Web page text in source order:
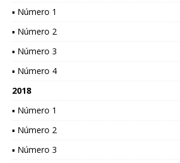
▪ Número 1
▪ Número 2
▪ Número 3
▪ Número 4
2018
▪ Número 1
▪ Número 2
▪ Número 3